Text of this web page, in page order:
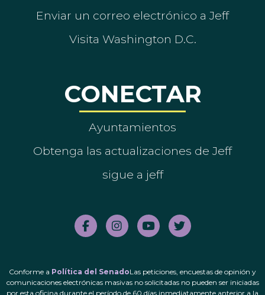
Enviar un correo electrónico a Jeff
Visita Washington D.C.
CONECTAR
Ayuntamientos
Obtenga las actualizaciones de Jeff
sigue a jeff
Conforme a Política del SenadoLas peticiones, encuestas de opinión y
comunicaciones electrónicas masivas no solicitadas no pueden ser iniciadas
por esta oficina durante el período de 60 días inmediatamente anterior a la